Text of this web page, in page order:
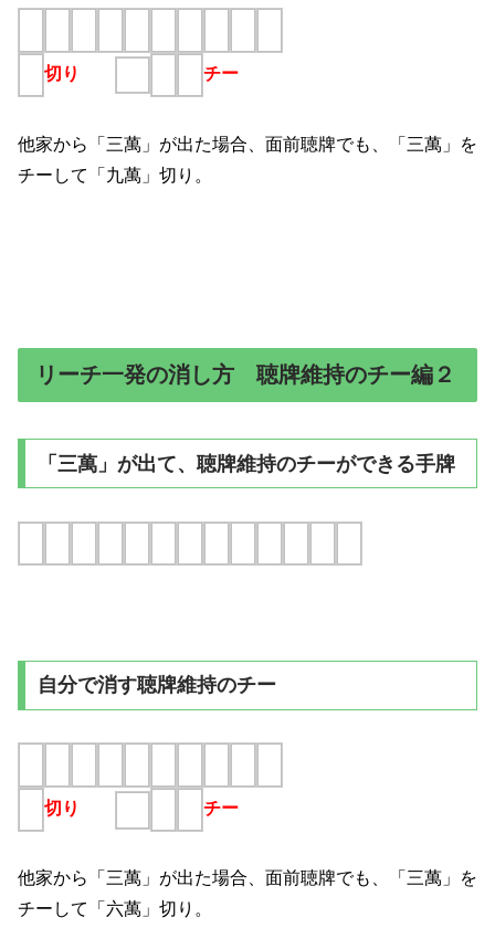
切り チー
他家から「三萬」が出た場合、面前聴牌でも、「三萬」を
チーして「九萬」切り。
リーチ一発の消し方 聴牌維持のチー編２
「三萬」が出て、聴牌維持のチーができる手牌
自分で消す聴牌維持のチー
切り チー
他家から「三萬」が出た場合、面前聴牌でも、「三萬」を
チーして「六萬」切り。